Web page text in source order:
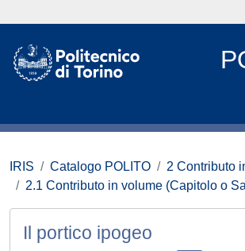
IRIS Catalogo POLITO
2 Contributo
2.1 Contributo in volume (Capitolo o
Il portico ipogeo